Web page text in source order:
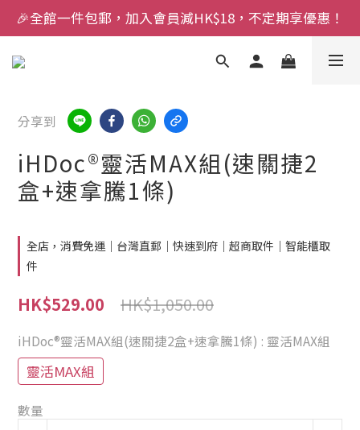
🎉全館一件包郵，加入會員減HK$18，不定期享優惠！
分享到
iHDoc®靈活MAX組(速關捷2
盒+速拿騰1條)
全店，消費免運｜台灣直郵｜快速到府｜超商取件｜智能櫃取
件
HK$529.00 HK$1,050.00
iHDoc®靈活MAX組(速關捷2盒+速拿騰1條) : 靈活MAX組
靈活MAX組
數量